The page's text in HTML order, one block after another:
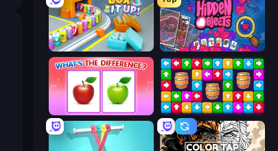
Box It Up Hidden Objects
What's The Difference? Tap Away Story